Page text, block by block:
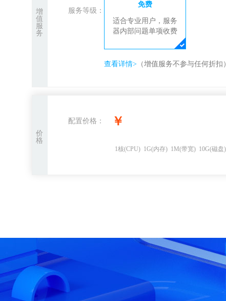
增
值
服
务
服务等级：
免费
适合专业用户，服务
器内部问题单项收费
查看详情> （增值服务不参与任何折扣）
价
格
配置价格： ￥
1核(CPU) 1G(内存) 1M(带宽) 10G(磁盘)